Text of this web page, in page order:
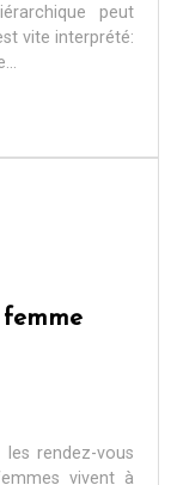
peut
vite interprété:
les rendez-vous
vivent à